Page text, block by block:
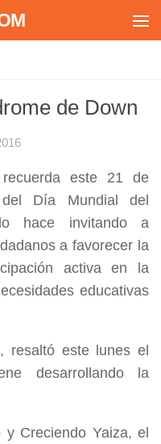
de Down
este 21 de
Día Mundial del
hace invitando a
a favorecer la
activa en la
educativas
resaltó este lunes el
desarrollando la
Creciendo Yaiza, el